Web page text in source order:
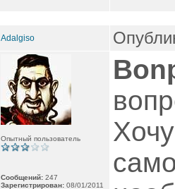
Adalgiso
Опытный пользователь
Сообщений: 247
Зарегистрирован: 08/01/2011